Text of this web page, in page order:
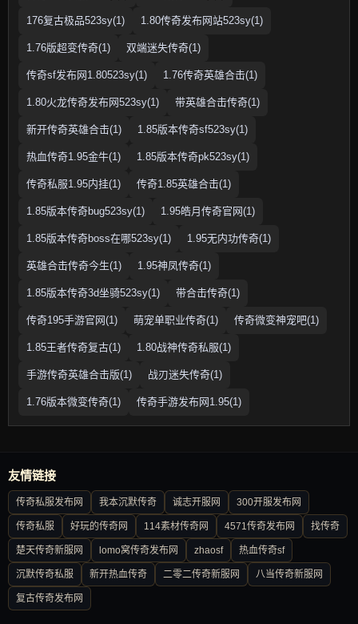
176复古极品523sy(1) 1.80传奇发布网站523sy(1)
1.76版超变传奇(1) 双端迷失传奇(1)
传奇sf发布网1.80523sy(1) 1.76传奇英雄合击(1)
1.80火龙传奇发布网523sy(1) 带英雄合击传奇(1)
新开传奇英雄合击(1) 1.85版本传奇sf523sy(1)
热血传奇1.95金牛(1) 1.85版本传奇pk523sy(1)
传奇私服1.95内挂(1) 传奇1.85英雄合击(1)
1.85版本传奇bug523sy(1) 1.95皓月传奇官网(1)
1.85版本传奇boss在哪523sy(1) 1.95无内功传奇(1)
英雄合击传奇今生(1) 1.95神凤传奇(1)
1.85版本传奇3d坐骑523sy(1) 带合击传奇(1)
传奇195手游官网(1) 萌宠单职业传奇(1) 传奇微变神宠吧(1)
1.85王者传奇复古(1) 1.80战神传奇私服(1)
手游传奇英雄合击版(1) 战刃迷失传奇(1)
1.76版本微变传奇(1) 传奇手游发布网1.95(1)
友情链接
传奇私服发布网 我本沉默传奇 诚志开服网 300开服发布网
传奇私服 好玩的传奇网 114素材传奇网 4571传奇发布网 找传奇
楚天传奇新服网 lomo窝传奇发布网 zhaosf 热血传奇sf
沉默传奇私服 新开热血传奇 二零二传奇新服网 八当传奇新服网
复古传奇发布网